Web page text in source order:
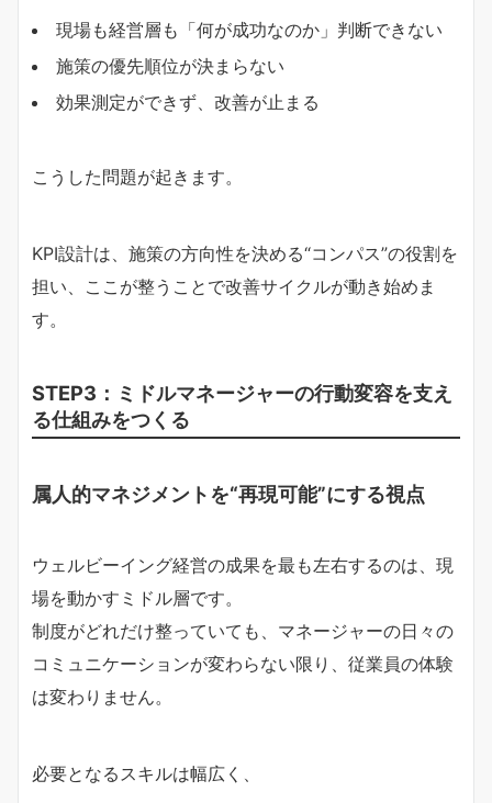
現場も経営層も「何が成功なのか」判断できない
施策の優先順位が決まらない
効果測定ができず、改善が止まる
こうした問題が起きます。
KPI設計は、施策の方向性を決める“コンパス”の役割を
担い、ここが整うことで改善サイクルが動き始めま
す。
STEP3：ミドルマネージャーの行動変容を支え
る仕組みをつくる
属人的マネジメントを“再現可能”にする視点
ウェルビーイング経営の成果を最も左右するのは、現
場を動かすミドル層です。
制度がどれだけ整っていても、マネージャーの日々の
コミュニケーションが変わらない限り、従業員の体験
は変わりません。
必要となるスキルは幅広く、